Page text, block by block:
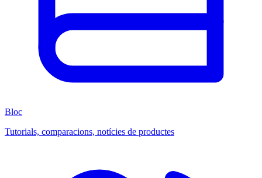
Bloc
Tutorials, comparacions, notícies de productes